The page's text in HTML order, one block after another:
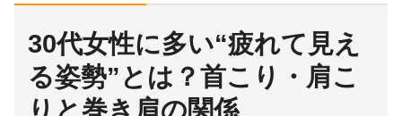
30代女性に多い“疲れて見え
る姿勢”とは？首こり・肩こ
りと巻き肩の関係